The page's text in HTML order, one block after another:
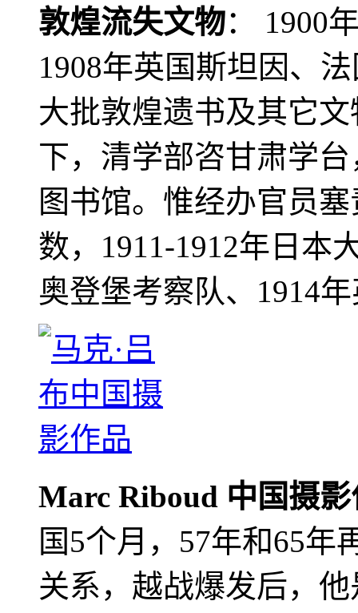
敦煌流失文物： 1900
1908年英国斯坦因、
大批敦煌遗书及其它
下，清学部咨甘肃学
图书馆。惟经办官员
数，1911-1912年日本
奥登堡考察队、1914
Marc Riboud 中国摄
国5个月，57年和65年
关系，越战爆发后，